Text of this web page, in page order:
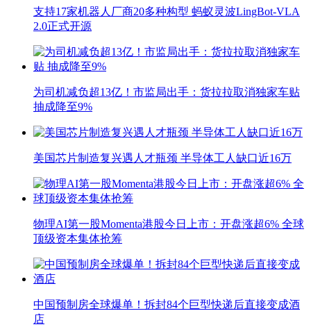
支持17家机器人厂商20多种构型 蚂蚁灵波LingBot-VLA
2.0正式开源
为司机减负超13亿！市监局出手：货拉拉取消独家车贴
抽成降至9%
美国芯片制造复兴遇人才瓶颈 半导体工人缺口近16万
物理AI第一股Momenta港股今日上市：开盘涨超6% 全球
顶级资本集体抢筹
中国预制房全球爆单！拆封84个巨型快递后直接变成酒
店